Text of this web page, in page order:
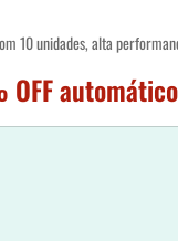
10 unidades, alta
OFF